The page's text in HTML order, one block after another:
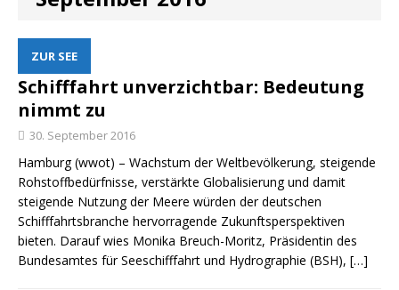
ZUR SEE
Schifffahrt unverzichtbar: Bedeutung
nimmt zu
30. September 2016
Hamburg (wwot) – Wachstum der Weltbevölkerung, steigende
Rohstoffbedürfnisse, verstärkte Globalisierung und damit
steigende Nutzung der Meere würden der deutschen
Schifffahrtsbranche hervorragende Zukunftsperspektiven
bieten. Darauf wies Monika Breuch-Moritz, Präsidentin des
Bundesamtes für Seeschifffahrt und Hydrographie (BSH), […]